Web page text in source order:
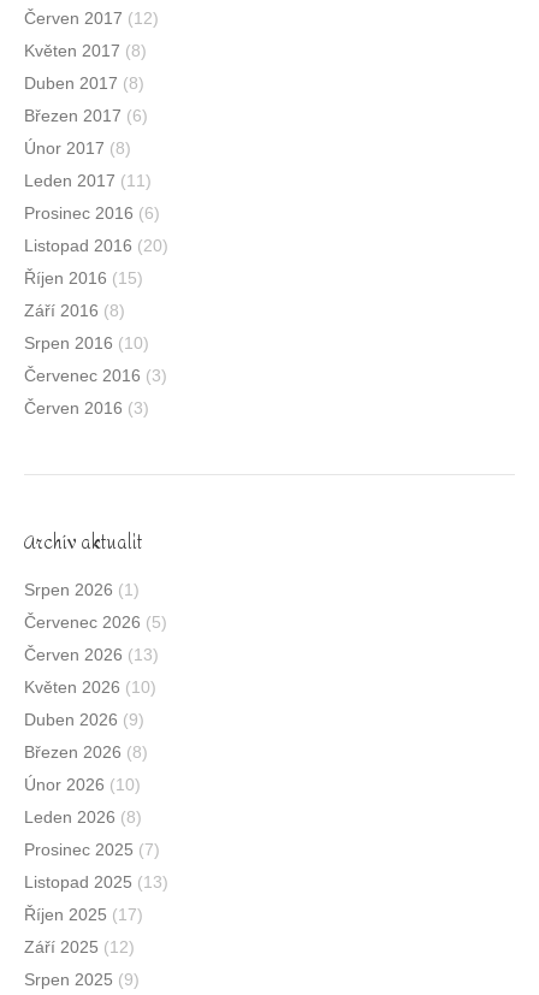
Červen 2017 (12)
Květen 2017 (8)
Duben 2017 (8)
Březen 2017 (6)
Únor 2017 (8)
Leden 2017 (11)
Prosinec 2016 (6)
Listopad 2016 (20)
Říjen 2016 (15)
Září 2016 (8)
Srpen 2016 (10)
Červenec 2016 (3)
Červen 2016 (3)
Archív aktualit
Srpen 2026 (1)
Červenec 2026 (5)
Červen 2026 (13)
Květen 2026 (10)
Duben 2026 (9)
Březen 2026 (8)
Únor 2026 (10)
Leden 2026 (8)
Prosinec 2025 (7)
Listopad 2025 (13)
Říjen 2025 (17)
Září 2025 (12)
Srpen 2025 (9)